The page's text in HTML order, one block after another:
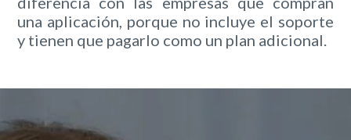
una aplicación, porque no incluye el soporte
y tienen que pagarlo como un plan adicional.